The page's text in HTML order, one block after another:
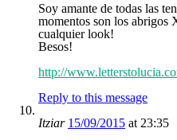
Soy amante de todas las
momentos son los abrigos
cualquier look!
Besos!
http://
Reply to this message
Itziar 15/09/2015 at 23:35